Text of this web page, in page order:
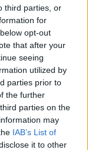
third parties, or
for
opt-out
that after your
seeing
utilized by
parties prior to
the further
parties on the
may
IAB’s List of
it to other